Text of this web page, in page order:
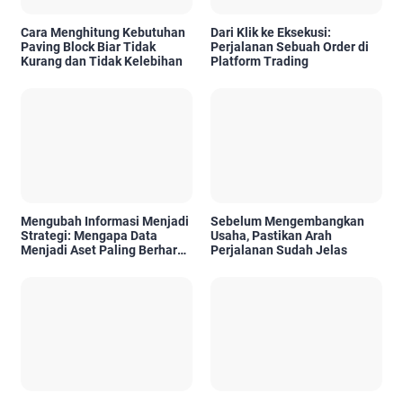
Cara Menghitung Kebutuhan
Paving Block Biar Tidak
Kurang dan Tidak Kelebihan
Dari Klik ke Eksekusi:
Perjalanan Sebuah Order di
Platform Trading
Mengubah Informasi Menjadi
Strategi: Mengapa Data
Menjadi Aset Paling Berharga
Sebelum Mengembangkan
Usaha, Pastikan Arah
Perjalanan Sudah Jelas